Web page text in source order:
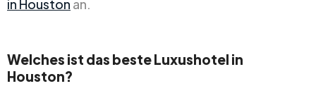
in Houston an.
Welches ist das beste Luxushotel in
Houston?